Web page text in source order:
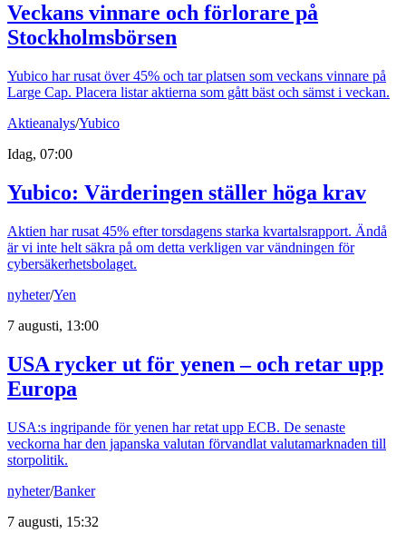
Veckans vinnare och förlorare på
Stockholmsbörsen
Yubico har rusat över 45% och tar platsen som veckans vinnare på
Large Cap. Placera listar aktierna som gått bäst och sämst i veckan.
Aktieanalys/Yubico
Idag, 07:00
Yubico: Värderingen ställer höga krav
Aktien har rusat 45% efter torsdagens starka kvartalsrapport. Ändå
är vi inte helt säkra på om detta verkligen var vändningen för
cybersäkerhetsbolaget.
nyheter/Yen
7 augusti, 13:00
USA rycker ut för yenen – och retar upp
Europa
USA:s ingripande för yenen har retat upp ECB. De senaste
veckorna har den japanska valutan förvandlat valutamarknaden till
storpolitik.
nyheter/Banker
7 augusti, 15:32